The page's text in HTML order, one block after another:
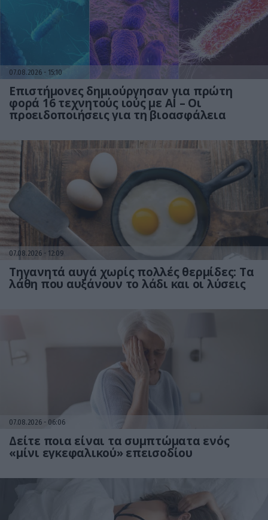
07.08.2026 15:10
Επιστήμονες δημιούργησαν για πρώτη
φορά 16 τεχνητούς ιούς με AI – Οι
προειδοποιήσεις για τη βιοασφάλεια
07.08.2026 12:09
Τηγανητά αυγά χωρίς πολλές θερμίδες: Τα
λάθη που αυξάνουν το λάδι και οι λύσεις
07.08.2026 06:06
Δείτε ποια είναι τα συμπτώματα ενός
«μίνι εγκεφαλικού» επεισοδίου